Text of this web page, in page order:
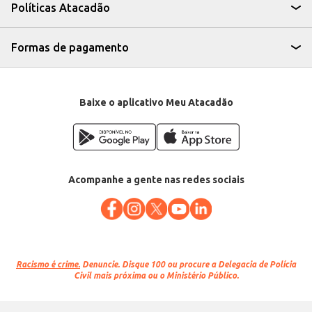
Políticas Atacadão
Formas de pagamento
Baixe o aplicativo Meu Atacadão
Acompanhe a gente nas redes sociais
Racismo é crime. Denuncie. Disque 100 ou procure a Delegacia de Polícia
Civil mais próxima ou o Ministério Público.